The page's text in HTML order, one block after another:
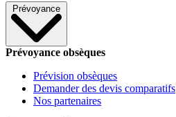
Prévoyance
Prévoyance obsèques
Prévision obsèques
Demander des devis comparatifs
Nos partenaires